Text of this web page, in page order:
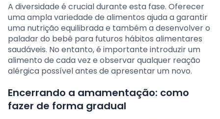
A diversidade é crucial durante esta fase. Oferecer
uma ampla variedade de alimentos ajuda a garantir
uma nutrição equilibrada e também a desenvolver o
paladar do bebê para futuros hábitos alimentares
saudáveis. No entanto, é importante introduzir um
alimento de cada vez e observar qualquer reação
alérgica possível antes de apresentar um novo.
Encerrando a amamentação: como
fazer de forma gradual